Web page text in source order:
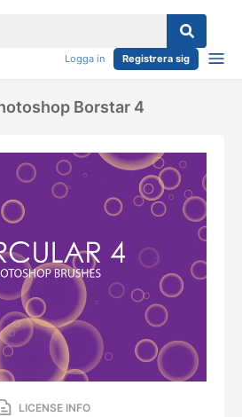
Logga in Registrera sig
Borstar 4
LICENSE INFO